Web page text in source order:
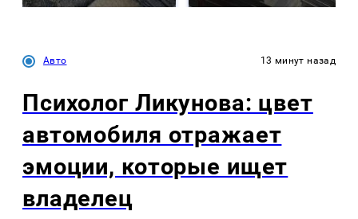
Авто 13 минут назад
Психолог Ликунова: цвет
автомобиля отражает
эмоции, которые ищет
владелец